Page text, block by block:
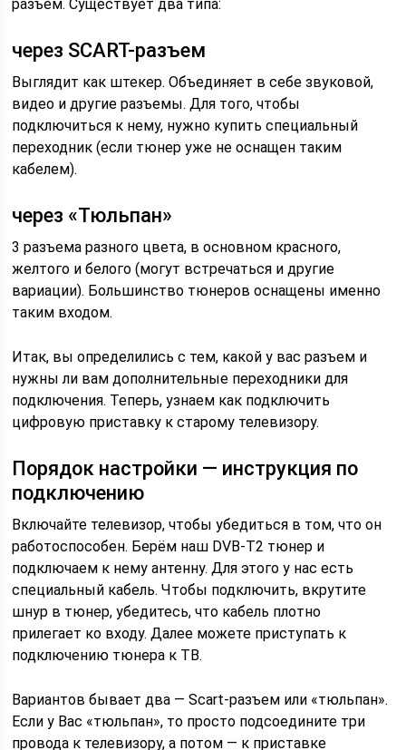
разъем. Существует два типа:
через SCART-разъем
Выглядит как штекер. Объединяет в себе звуковой,
видео и другие разъемы. Для того, чтобы
подключиться к нему, нужно купить специальный
переходник (если тюнер уже не оснащен таким
кабелем).
через «Тюльпан»
3 разъема разного цвета, в основном красного,
желтого и белого (могут встречаться и другие
вариации). Большинство тюнеров оснащены именно
таким входом.
Итак, вы определились с тем, какой у вас разъем и
нужны ли вам дополнительные переходники для
подключения. Теперь, узнаем как подключить
цифровую приставку к старому телевизору.
Порядок настройки — инструкция по
подключению
Включайте телевизор, чтобы убедиться в том, что он
работоспособен. Берём наш DVB-T2 тюнер и
подключаем к нему антенну. Для этого у нас есть
специальный кабель. Чтобы подключить, вкрутите
шнур в тюнер, убедитесь, что кабель плотно
прилегает ко входу. Далее можете приступать к
подключению тюнера к ТВ.
Вариантов бывает два — Scart-разъем или «тюльпан».
Если у Вас «тюльпан», то просто подсоедините три
провода к телевизору, а потом — к приставке